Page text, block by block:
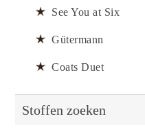
See You at Six
Gütermann
Coats Duet
Stoffen zoeken